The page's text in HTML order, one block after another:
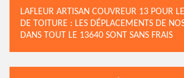
LAFLEUR ARTISAN COUVREUR 13 POUR
DE TOITURE : LES DÉPLACEMENTS DE
DANS TOUT LE 13640 SONT SANS FRAIS